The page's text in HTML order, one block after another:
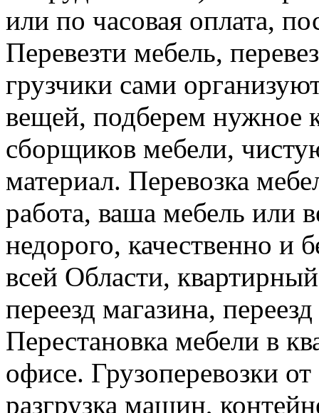
или по часовая оплата,
Перевезти мебель,
грузчики сами
вещей, подберем нужное
сборщиков мебели,
материал. Перевозка
работа, ваша мебель или
недорого, качественно и
всей Области,
переезд магазина,
Перестановка мебели в
офисе. Грузоперевозки
разгрузка машин,